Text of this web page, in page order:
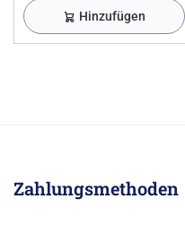
Hinzufügen
Zahlungsmethoden